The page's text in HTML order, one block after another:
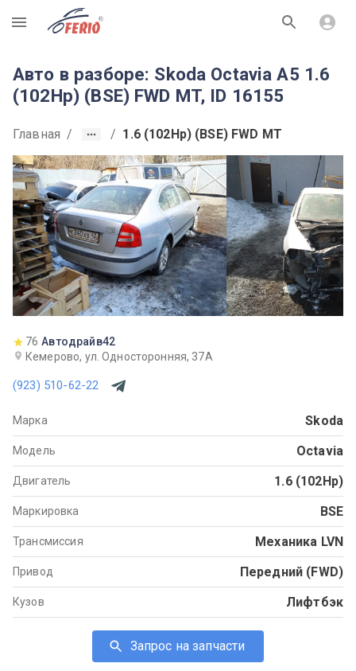
R
Авто в разборе: Skoda Octavia A5 1.6
(102Hp) (BSE) FWD MT, ID 16155
Главная / / 1.6 (102Hp) (BSE) FWD MT
76 Автодрайв42
Кемерово, ул. Односторонняя, 37А
(923) 510-62-22
Марка Skoda
Модель Octavia
Двигатель 1.6 (102Hp)
Маркировка BSE
Трансмиссия Механика LVN
Привод Передний (FWD)
Кузов Лифтбэк
Запрос на запчасти